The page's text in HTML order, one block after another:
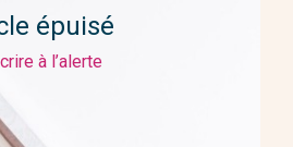
épuisé
à l’alerte